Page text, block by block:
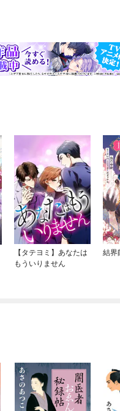
【タテヨミ】あなたは
もういりません
結界